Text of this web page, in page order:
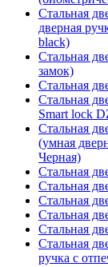
Стальная
дверная
black)
Стальная
замок)
Стальная
Стальная
Smart lock
Стальная
(умная
Черная)
Стальная
Стальная
Стальная
Стальная
Стальная
Стальная
ручка с